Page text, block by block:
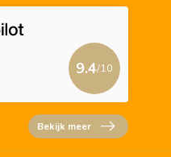
9.4/10
Bekijk meer